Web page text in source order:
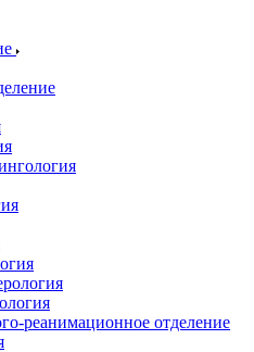
реанимационное отделение